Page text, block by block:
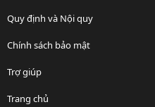
Quy định và Nội quy
Chính sách bảo mật
Trợ giúp
Trang chủ